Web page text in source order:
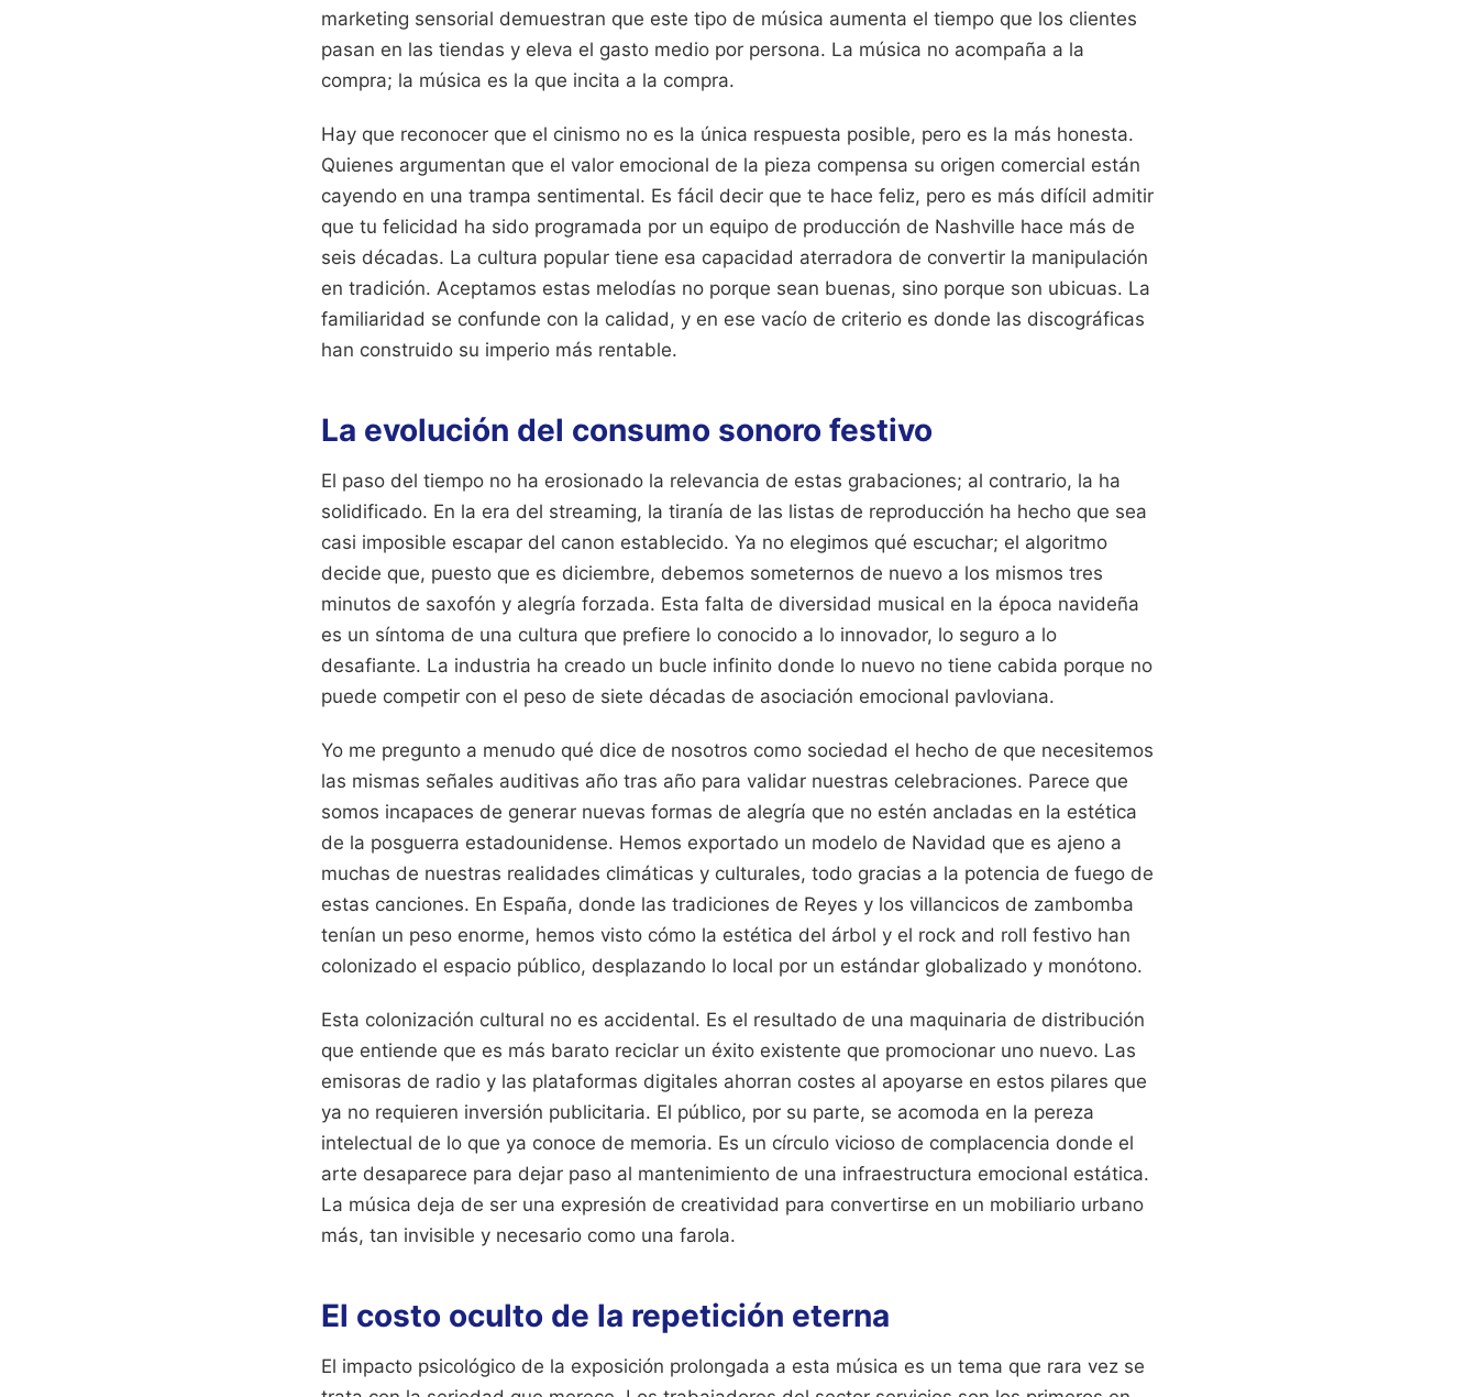
marketing sensorial demuestran que este tipo de música aumenta el tiempo que los clientes
pasan en las tiendas y eleva el gasto medio por persona. La música no acompaña a la
compra; la música es la que incita a la compra.
Hay que reconocer que el cinismo no es la única respuesta posible, pero es la más honesta.
Quienes argumentan que el valor emocional de la pieza compensa su origen comercial están
cayendo en una trampa sentimental. Es fácil decir que te hace feliz, pero es más difícil admitir
que tu felicidad ha sido programada por un equipo de producción de Nashville hace más de
seis décadas. La cultura popular tiene esa capacidad aterradora de convertir la manipulación
en tradición. Aceptamos estas melodías no porque sean buenas, sino porque son ubicuas. La
familiaridad se confunde con la calidad, y en ese vacío de criterio es donde las discográficas
han construido su imperio más rentable.
La evolución del consumo sonoro festivo
El paso del tiempo no ha erosionado la relevancia de estas grabaciones; al contrario, la ha
solidificado. En la era del streaming, la tiranía de las listas de reproducción ha hecho que sea
casi imposible escapar del canon establecido. Ya no elegimos qué escuchar; el algoritmo
decide que, puesto que es diciembre, debemos someternos de nuevo a los mismos tres
minutos de saxofón y alegría forzada. Esta falta de diversidad musical en la época navideña
es un síntoma de una cultura que prefiere lo conocido a lo innovador, lo seguro a lo
desafiante. La industria ha creado un bucle infinito donde lo nuevo no tiene cabida porque no
puede competir con el peso de siete décadas de asociación emocional pavloviana.
Yo me pregunto a menudo qué dice de nosotros como sociedad el hecho de que necesitemos
las mismas señales auditivas año tras año para validar nuestras celebraciones. Parece que
somos incapaces de generar nuevas formas de alegría que no estén ancladas en la estética
de la posguerra estadounidense. Hemos exportado un modelo de Navidad que es ajeno a
muchas de nuestras realidades climáticas y culturales, todo gracias a la potencia de fuego de
estas canciones. En España, donde las tradiciones de Reyes y los villancicos de zambomba
tenían un peso enorme, hemos visto cómo la estética del árbol y el rock and roll festivo han
colonizado el espacio público, desplazando lo local por un estándar globalizado y monótono.
Esta colonización cultural no es accidental. Es el resultado de una maquinaria de distribución
que entiende que es más barato reciclar un éxito existente que promocionar uno nuevo. Las
emisoras de radio y las plataformas digitales ahorran costes al apoyarse en estos pilares que
ya no requieren inversión publicitaria. El público, por su parte, se acomoda en la pereza
intelectual de lo que ya conoce de memoria. Es un círculo vicioso de complacencia donde el
arte desaparece para dejar paso al mantenimiento de una infraestructura emocional estática.
La música deja de ser una expresión de creatividad para convertirse en un mobiliario urbano
más, tan invisible y necesario como una farola.
El costo oculto de la repetición eterna
El impacto psicológico de la exposición prolongada a esta música es un tema que rara vez se